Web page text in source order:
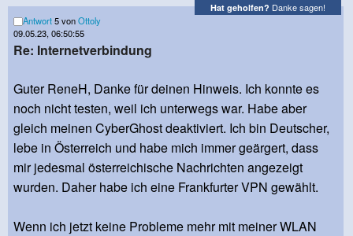
Hat geholfen? Danke sagen!
Antwort5 vonOttoly
09.05.23, 06:50:55
Re: Internetverbindung
Guter ReneH, Danke für deinen Hinweis. Ich konnte es
noch nicht testen, weil ich unterwegs war. Habe aber
gleich meinen CyberGhost deaktiviert. Ich bin Deutscher,
lebe in Österreich und habe mich immer geärgert, dass
mir jedesmal österreichische Nachrichten angezeigt
wurden. Daher habe ich eine Frankfurter VPN gewählt.
Wenn ich jetzt keine Probleme mehr mit meiner WLAN